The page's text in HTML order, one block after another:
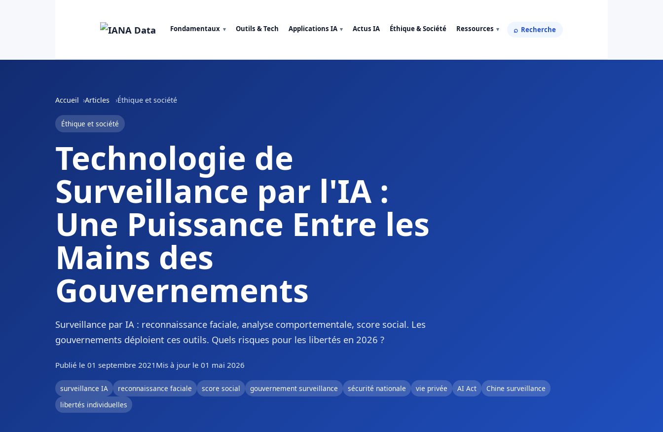
Fondamentaux Outils & Tech Applications IA Actus IA Éthique & Société Ressources Recherche
Accueil Articles Éthique et société
Éthique et société
Technologie de
Surveillance par l'IA :
Une Puissance Entre les
Mains des
Gouvernements
Surveillance par IA : reconnaissance faciale, analyse comportementale, score social. Les
gouvernements déploient ces outils. Quels risques pour les libertés en 2026 ?
Publié le 01 septembre 2021 Mis à jour le 01 mai 2026
surveillance IA reconnaissance faciale score social gouvernement surveillance sécurité nationale vie privée AI Act
Chine surveillance
libertés individuelles